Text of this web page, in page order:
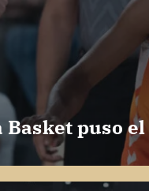
puso